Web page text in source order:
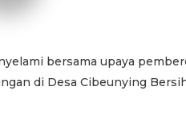
bersama upaya
di Desa Cibeunying